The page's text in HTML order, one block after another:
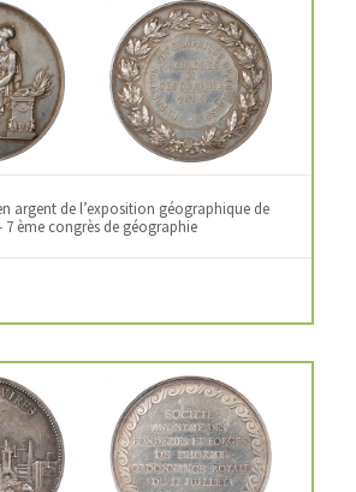
argent de l’exposition géographique de
7 ème congrès de géographie